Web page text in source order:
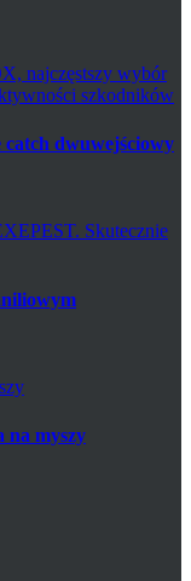
dwuwejściowy
na myszy